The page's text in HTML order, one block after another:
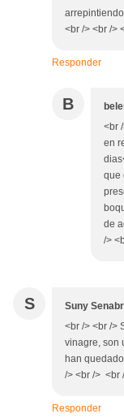
<br /> <br />
Responder
B
<br
en
que
de
/>
S Suny
<br /> <br />
vinagre, son
han
/> <br /> <br
Responder